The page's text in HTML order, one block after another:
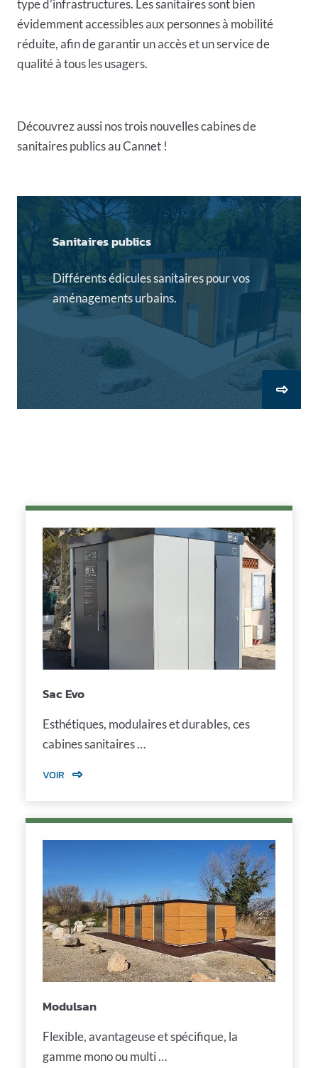
type d’infrastructures. Les sanitaires sont bien
évidemment accessibles aux personnes à mobilité
réduite, afin de garantir un accès et un service de
qualité à tous les usagers.
Découvrez aussi nos trois nouvelles cabines de
sanitaires publics au Cannet !
Sanitaires publics
Différents édicules sanitaires pour vos
aménagements urbains.
Sac Evo
Esthétiques, modulaires et durables, ces
cabines sanitaires …
VOIR
Modulsan
Flexible, avantageuse et spécifique, la
gamme mono ou multi …